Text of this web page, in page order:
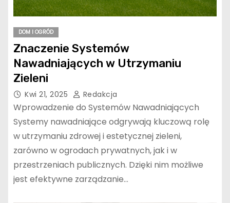
DOM I OGRÓD
Znaczenie Systemów
Nawadniających w Utrzymaniu
Zieleni
Kwi 21, 2025 Redakcja
Wprowadzenie do Systemów Nawadniających
Systemy nawadniające odgrywają kluczową rolę
w utrzymaniu zdrowej i estetycznej zieleni,
zarówno w ogrodach prywatnych, jak i w
przestrzeniach publicznych. Dzięki nim możliwe
jest efektywne zarządzanie…